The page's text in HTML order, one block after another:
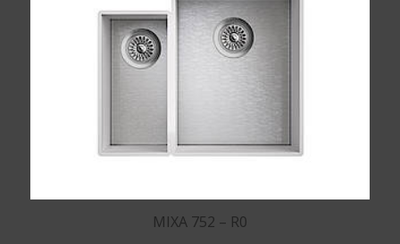
MIXA 752 – R0